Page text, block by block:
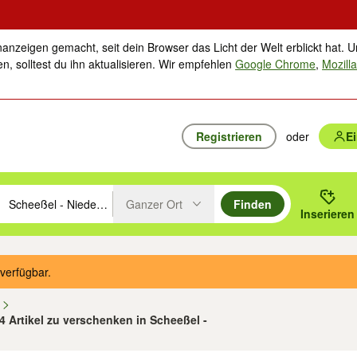
gemacht, seit dein Browser das Licht der Welt erblickt hat.
solltest du ihn aktualisieren. Wir empfehlenGoogle Chrome,
Registrieren oder
mit den Pfeiltasten nach oben/unten durchsuchen und mit
oder Ort eingeben. Eingabetaste drücken um zu suchen, oder
Ganzer Ort
Finden
Inserieren
Artikel zu verschenken in Scheeßel -